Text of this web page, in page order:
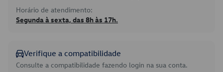
Horário de atendimento:
Segunda à sexta, das 8h às 17h.
Verifique a compatibilidade
Consulte a compatibilidade fazendo login na sua conta.